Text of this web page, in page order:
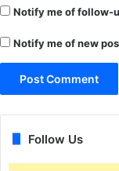
न्न
रा
या
जा
ए
Notify me of follow-
Notify me of new
Follow Us